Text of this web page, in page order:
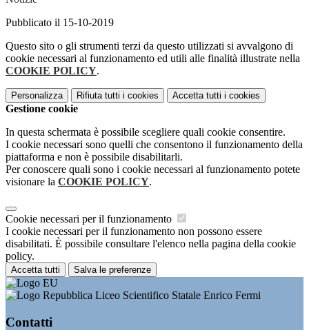
Pubblicato il 15-10-2019
Questo sito o gli strumenti terzi da questo utilizzati si avvalgono di
cookie necessari al funzionamento ed utili alle finalità illustrate nella
COOKIE POLICY.
Personalizza Rifiuta tutti i cookies Accetta tutti i cookies
Gestione cookie
In questa schermata è possibile scegliere quali cookie consentire.
I cookie necessari sono quelli che consentono il funzionamento della
piattaforma e non è possibile disabilitarli.
Per conoscere quali sono i cookie necessari al funzionamento potete
visionare la COOKIE POLICY.
Cookie necessari per il funzionamento
I cookie necessari per il funzionamento non possono essere
disabilitati. È possibile consultare l'elenco nella pagina della cookie
policy.
Accetta tutti Salva le preferenze
Liceo Scientifico Statale Enrico Fermi
Contatti